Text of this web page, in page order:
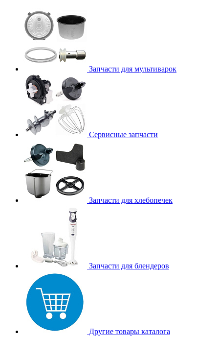
Запчасти для мультиварок
Сервисные запчасти
Запчасти для хлебопечек
Запчасти для блендеров
Другие товары каталога